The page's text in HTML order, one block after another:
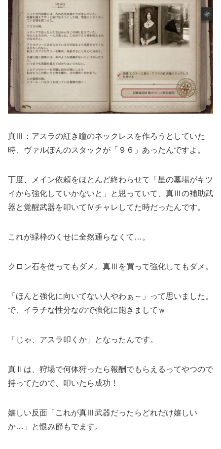
真Ⅲ：アスラの紅き瞳のネックレスを作ろうとしていた
時、ヴァルぽんのスタックが「９６」あったんですよ。
丁度、メイン依頼をほとんど終わらせて「星の墓場がキツ
イから強化していかないと」と思っていて、真Ⅲの補助武
器と覚醒武器を叩いてⅣチャレしてた時だったんです。
これが緑枠のくせに全然通らなくて…。
クロン石を使ってもダメ。真Ⅲを買って強化してもダメ。
「ほんと強化に向いてない人やわぁ～」って思いました。
で、イラチな性分なので強化に飽きましてｗ
「じゃ、アスラ叩くか」となったんです。
真Ⅱは、狩場で何体狩ったら報酬でもらえるってやつので
持ってたので、叩いたら成功！
嬉しい反面「これが真Ⅲ武器だったらどれだけ嬉しい
か…」と恨み節もでます。